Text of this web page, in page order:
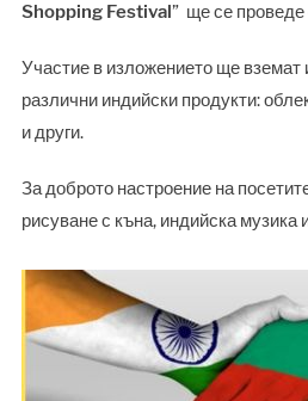
Shopping Festival” ще се
Участие в изложението ще вземат
различни индийски продукти:
и други.
За доброто настроение на
рисуване с къна, индийска музика